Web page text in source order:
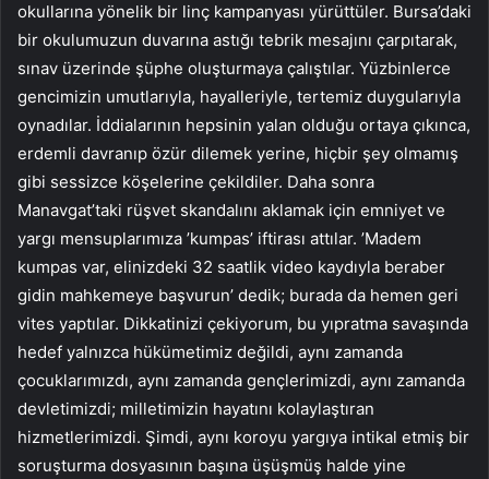
okullarına yönelik bir linç kampanyası yürüttüler. Bursa’daki
bir okulumuzun duvarına astığı tebrik mesajını çarpıtarak,
sınav üzerinde şüphe oluşturmaya çalıştılar. Yüzbinlerce
gencimizin umutlarıyla, hayalleriyle, tertemiz duygularıyla
oynadılar. İddialarının hepsinin yalan olduğu ortaya çıkınca,
erdemli davranıp özür dilemek yerine, hiçbir şey olmamış
gibi sessizce köşelerine çekildiler. Daha sonra
Manavgat’taki rüşvet skandalını aklamak için emniyet ve
yargı mensuplarımıza ’kumpas’ iftirası attılar. ’Madem
kumpas var, elinizdeki 32 saatlik video kaydıyla beraber
gidin mahkemeye başvurun’ dedik; burada da hemen geri
vites yaptılar. Dikkatinizi çekiyorum, bu yıpratma savaşında
hedef yalnızca hükümetimiz değildi, aynı zamanda
çocuklarımızdı, aynı zamanda gençlerimizdi, aynı zamanda
devletimizdi; milletimizin hayatını kolaylaştıran
hizmetlerimizdi. Şimdi, aynı koroyu yargıya intikal etmiş bir
soruşturma dosyasının başına üşüşmüş halde yine